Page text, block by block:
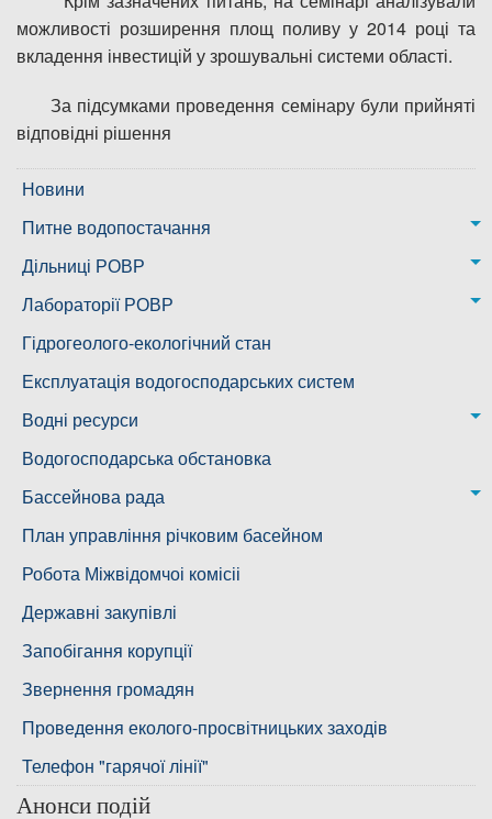
можливості розширення площ поливу у 2014 році та
вкладення інвестицій у зрошувальні системи області.
За підсумками проведення семінару були прийняті
відповідні рішення
Новини
Питне водопостачання
м. Миколаїв
Казанківська ТГ
Дільниці РОВР
Новоодеська дільниця – водогін № 1,2
Воскресенська дільниця – водогін № 3
Ковалівська дільниця
Новобузька дільниця
Снігурівська дільниця
Дільниця з обслуговування насосного обладнання та
водоочисних установок
Лабораторії РОВР
Лабораторія моніторингу вод
Лабораторія питного водопостачання
Гідрогеолого-екологічний стан
Експлуатація водогосподарських систем
Водні ресурси
Режими роботи водних об’єктів
Водогосподарська обстановка
Бассейнова рада
Басейнова рада Південного Бугу
Басейнова рада нижнього Дніпра
Басейнова рада річок Причорномор'я
План управління річковим басейном
Робота Міжвідомчоі комісіі
Державні закупівлі
Запобігання корупції
Звернення громадян
Проведення еколого-просвітницьких заходів
Телефон "гарячої лінії"
Анонси подій